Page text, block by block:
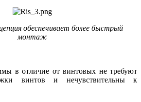
обеспечивает более быстрый
монтаж
в отличие от винтовых не требуют
винтов и нечувствительны к